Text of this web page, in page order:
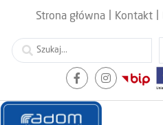
Strona główna Kontakt